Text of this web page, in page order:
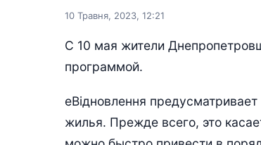
10 Травня, 2023, 12:21
С 10 мая жители
программой.
еВідновлення
жилья. Прежде всего, это